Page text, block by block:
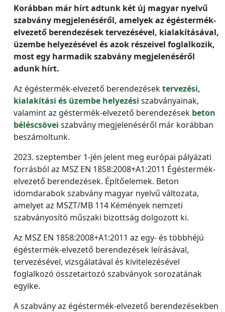
Korábban már hírt adtunk két új magyar nyelvű
szabvány megjelenéséről, amelyek az égéstermék-
elvezető berendezések tervezésével, kialakításával,
üzembe helyezésével és azok részeivel foglalkozik,
most egy harmadik szabvány megjelenéséről
adunk hírt.
Az égéstermék-elvezető berendezésektervezési,
kialakítási és üzembe helyezési szabványainak,
valamint az géstermék-elvezető berendezések beton
béléscsövei szabvány megjelenéséről már korábban
beszámoltunk.
2023. szeptember 1-jén jelent meg európai pályázati
forrásból az MSZ EN 1858:2008+A1:2011 Égéstermék-
elvezető berendezések. Építőelemek. Beton
idomdarabok szabvány magyar nyelvű változata,
amelyet az MSZT/MB 114 Kémények nemzeti
szabványosító műszaki bizottság dolgozott ki.
Az MSZ EN 1858:2008+A1:2011 az egy- és többhéjú
égéstermék-elvezető berendezések leírásával,
tervezésével, vizsgálatával és kivitelezésével
foglalkozó összetartozó szabványok sorozatának
egyike.
A szabvány az égéstermék-elvezető berendezésekben